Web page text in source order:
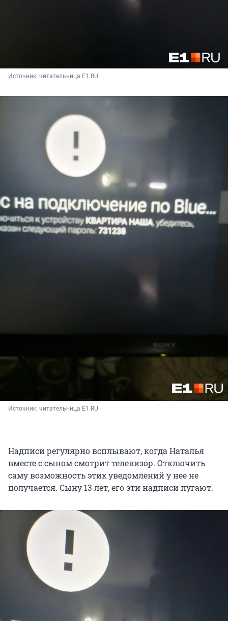
Источник: читательница E1.RU
Источник: читательница E1.RU
Надписи регулярно всплывают, когда Наталья
вместе с сыном смотрит телевизор. Отключить
саму возможность этих уведомлений у нее не
получается. Сыну 13 лет, его эти надписи пугают.